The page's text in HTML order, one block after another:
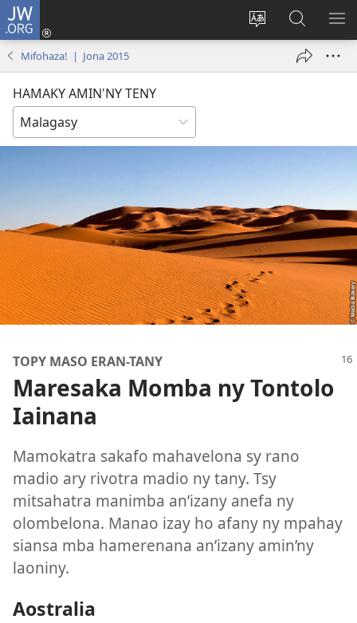
JW.ORG
Hiova
Hiditra
(manokatra
ato
Amin’ny
Mifohaza! | Jona 2015
HAMAKY AMIN'NY TENY
TOPY MASO ERAN-TANY
Maresaka Momba ny Tontolo
Iainana
Mamokatra sakafo mahavelona sy rano
madio ary rivotra madio ny tany. Tsy
mitsahatra manimba an’izany anefa ny
olombelona. Manao izay ho afany ny mpahay
siansa mba hamerenana an’izany amin’ny
laoniny.
Aostralia